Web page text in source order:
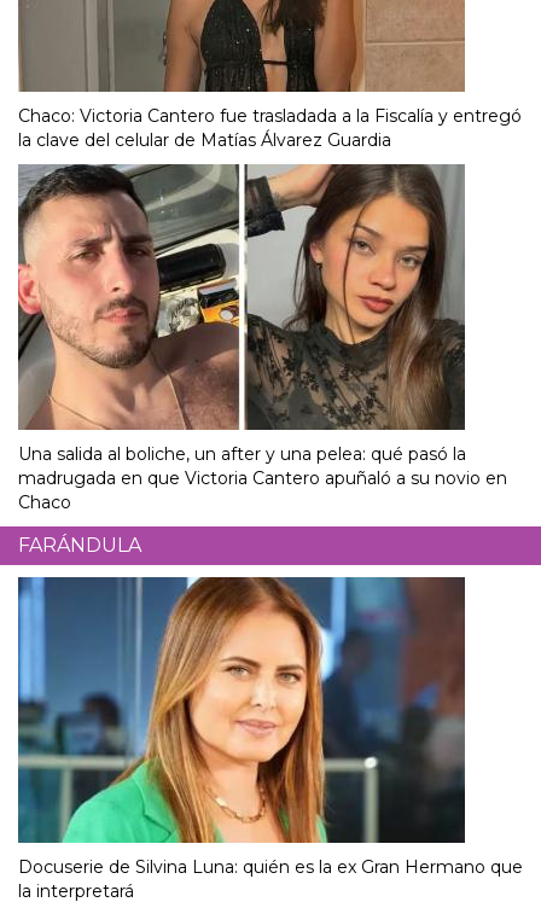
Chaco: Victoria Cantero fue trasladada a la Fiscalía y entregó
la clave del celular de Matías Álvarez Guardia
Una salida al boliche, un after y una pelea: qué pasó la
madrugada en que Victoria Cantero apuñaló a su novio en
Chaco
FARÁNDULA
Docuserie de Silvina Luna: quién es la ex Gran Hermano que
la interpretará